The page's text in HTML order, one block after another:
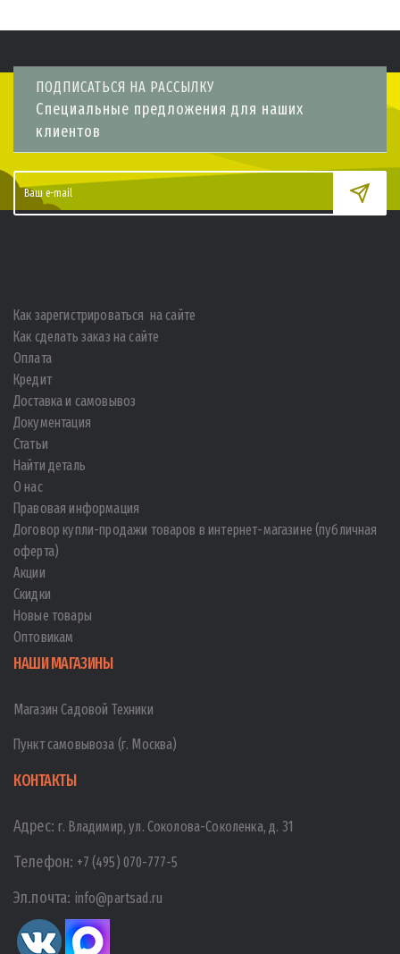
ПОДПИСАТЬСЯ НА РАССЫЛКУ
Специальные предложения для наших
клиентов
Как зарегистрироваться на сайте
Как сделать заказ на сайте
Оплата
Кредит
Доставка и самовывоз
Документация
Статьи
Найти деталь
О нас
Правовая информация
Договор купли-продажи товаров в интернет-магазине (публичная
оферта)
Акции
Скидки
Новые товары
Оптовикам
НАШИ МАГАЗИНЫ
Магазин Садовой Техники
Пункт самовывоза (г. Москва)
КОНТАКТЫ
Адрес:г. Владимир, ул. Соколова-Соколенка, д. 31
Телефон: +7 (495) 070-777-5
Эл.почта: info@partsad.ru